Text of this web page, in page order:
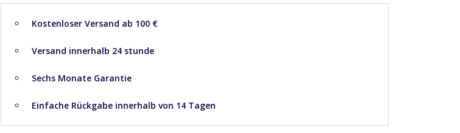
Kostenloser Versand ab 100 €
Versand innerhalb 24 stunde
Sechs Monate Garantie
Einfache Rückgabe innerhalb von 14 Tagen